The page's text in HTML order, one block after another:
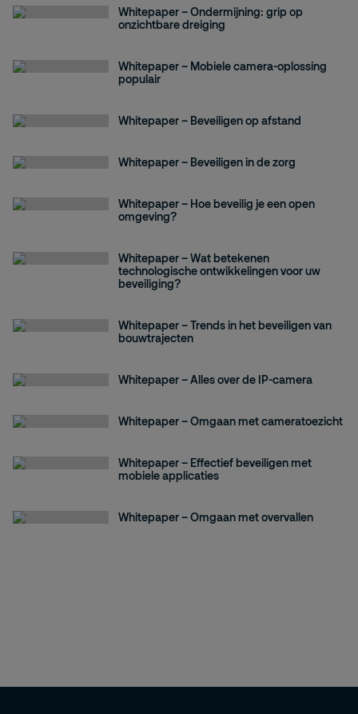
Whitepaper – Ondermijning: grip op
onzichtbare dreiging
Whitepaper – Mobiele camera-oplossing
populair
Whitepaper – Beveiligen op afstand
Whitepaper – Beveiligen in de zorg
Whitepaper – Hoe beveilig je een open
omgeving?
Whitepaper – Wat betekenen
technologische ontwikkelingen voor uw
beveiliging?
Whitepaper – Trends in het beveiligen van
bouwtrajecten
Whitepaper – Alles over de IP-camera
Whitepaper – Omgaan met cameratoezicht
Whitepaper – Effectief beveiligen met
mobiele applicaties
Whitepaper – Omgaan met overvallen